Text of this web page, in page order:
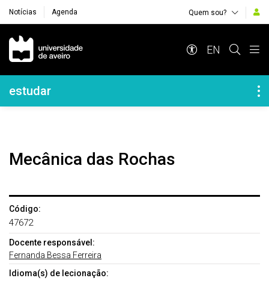
Notícias Agenda Quem sou?
Navegação Principal
EN
Navegação Lateral
estudar
Mecânica das Rochas
Código:
47672
Docente responsável:
Fernanda Bessa Ferreira
Idioma(s) de lecionação: